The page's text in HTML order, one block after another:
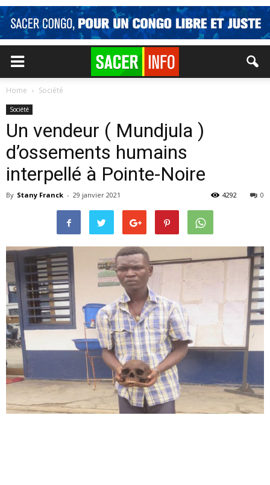
Home Société
Société
Un vendeur ( Mundjula )
d’ossements humains
interpellé à Pointe-Noire
By Stany Franck - 29 janvier 2021 0
4292